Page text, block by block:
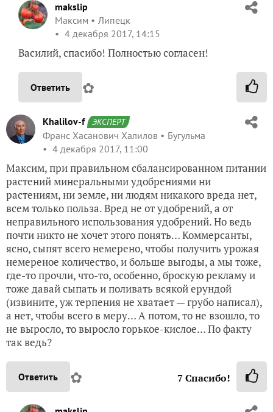
makslip
Максим
Липецк
4 декабря 2017, 14:15
Василий, спасибо! Полностью согласен!
Ответить ✿
Khalilov-f ЭКСПЕРТ
Франс Хасанович Халилов
Бугульма
4 декабря 2017, 11:00
Максим, при правильном сбалансированном питании
растений минеральными удобрениями ни
растениям, ни земле, ни людям никакого вреда нет,
всем только польза. Вред не от удобрений, а от
неправильного использования удобрений. Но ведь
почти никто не хочет этого понять… Коммерсанты,
ясно, сыпят всего немерено, чтобы получить урожая
немереное количество, и больше выгоды, а мы тоже,
где-то прочли, что-то, особенно, броскую рекламу и
тоже давай сыпать и поливать всякой ерундой
(извините, уж терпения не хватает — грубо написал),
а нет, чтобы всего в меру… А потом, то не взошло, то
не выросло, то выросло горькое-кислое… По факту
так ведь?
Ответить ✿ 7Спасибо!